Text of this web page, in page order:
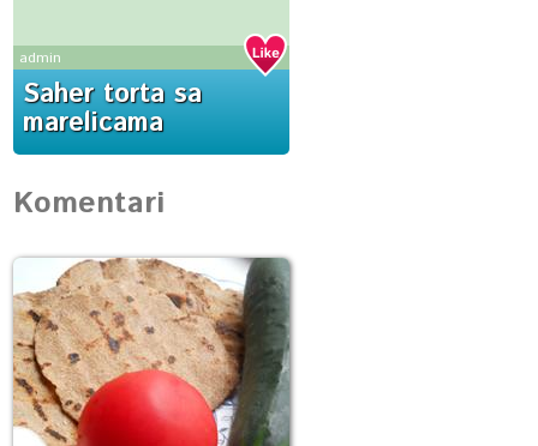
admin
Saher torta sa
marelicama
Komentari